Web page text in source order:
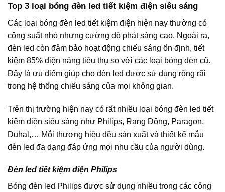
Top 3 loại bóng đèn led tiết kiệm điện siêu sáng
Các loại bóng đèn led tiết kiệm điện hiện nay thường có
công suất nhỏ nhưng cường độ phát sáng cao. Ngoài ra,
đèn led còn đảm bảo hoạt động chiếu sáng ổn định, tiết
kiệm 85% điện năng tiêu thụ so với các loại bóng đèn cũ.
Đây là ưu điểm giúp cho đèn led được sử dụng rộng rãi
trong hệ thống chiếu sáng của mọi không gian.
Trên thị trường hiện nay có rất nhiều loại bóng đèn led tiết
kiệm điện siêu sáng như Philips, Rạng Đông, Paragon,
Duhal,… Mỗi thương hiệu đều sản xuất và thiết kế mẫu
đèn led đa dạng đáp ứng mọi nhu cầu của người dùng.
Đèn led tiết kiệm điện Philips
Bóng đèn led Philips được sử dụng nhiều trong các công